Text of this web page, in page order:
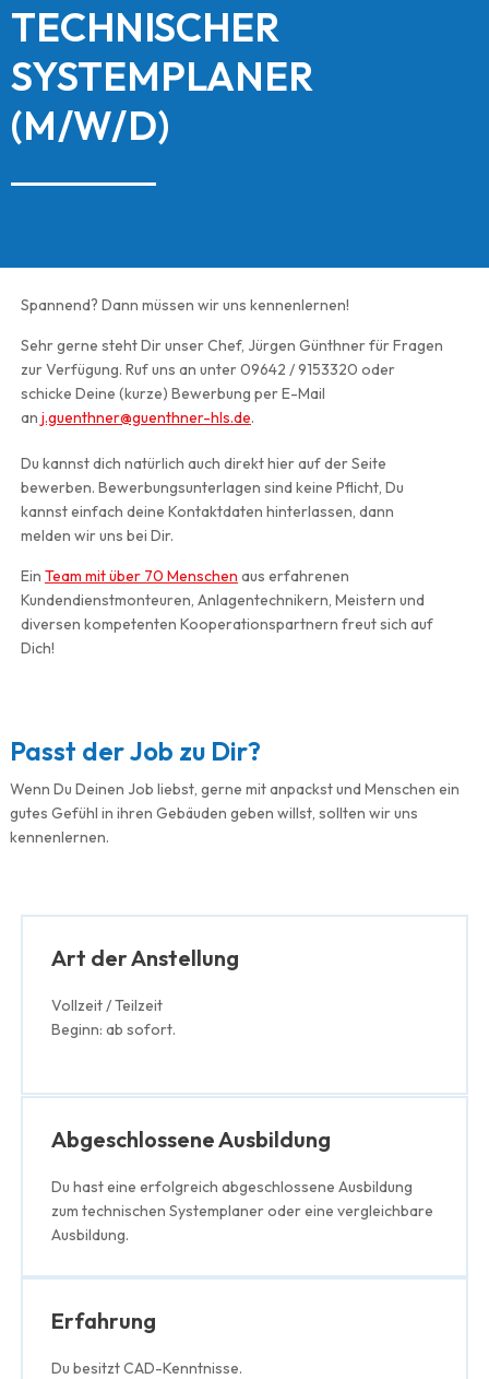
TECHNISCHER
SYSTEMPLANER
(M/W/D)
Spannend? Dann müssen wir uns kennenlernen!
Sehr gerne steht Dir unser Chef, Jürgen Günthner für Fragen
zur Verfügung. Ruf uns an unter 09642 / 9153320 oder
schicke Deine (kurze) Bewerbung per E-Mail
an j.guenthner@guenthner-hls.de.
Du kannst dich natürlich auch direkt hier auf der Seite
bewerben. Bewerbungsunterlagen sind keine Pflicht, Du
kannst einfach deine Kontaktdaten hinterlassen, dann
melden wir uns bei Dir.
Ein Team mit über 70 Menschen aus erfahrenen
Kundendienstmonteuren, Anlagentechnikern, Meistern und
diversen kompetenten Kooperationspartnern freut sich auf
Dich!
Passt der Job zu Dir?
Wenn Du Deinen Job liebst, gerne mit anpackst und Menschen ein
gutes Gefühl in ihren Gebäuden geben willst, sollten wir uns
kennenlernen.
Art der Anstellung
Vollzeit / Teilzeit
Beginn: ab sofort.
Abgeschlossene Ausbildung
Du hast eine erfolgreich abgeschlossene Ausbildung
zum technischen Systemplaner oder eine vergleichbare
Ausbildung.
Erfahrung
Du besitzt CAD-Kenntnisse.